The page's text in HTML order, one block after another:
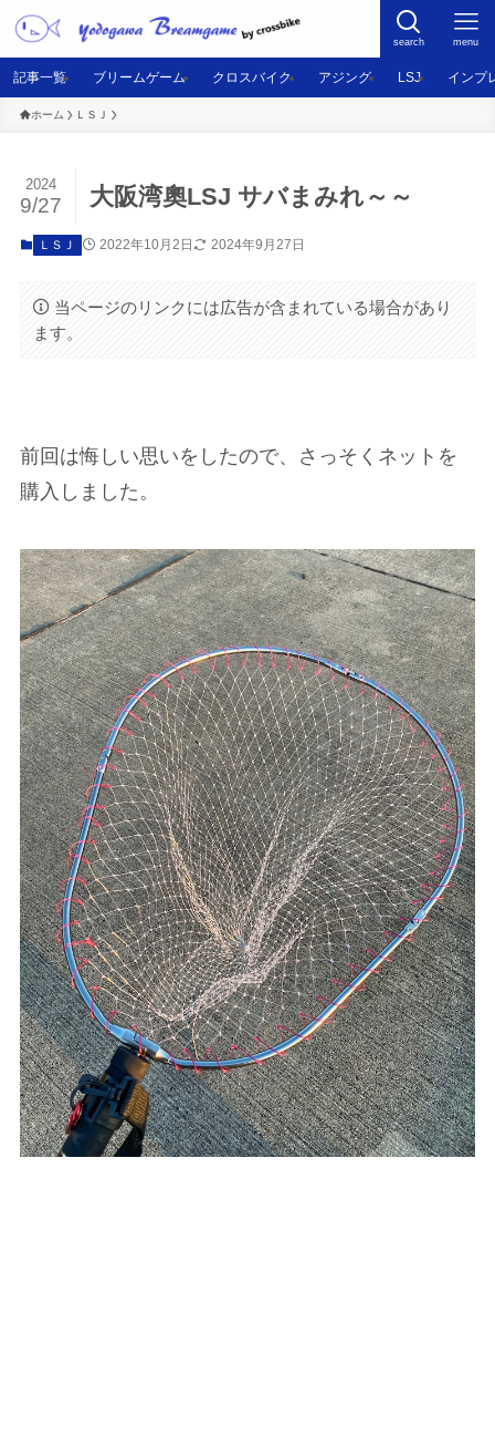
search menu
記事一覧 ブリームゲーム クロスバイク アジング LSJ インプ
ホーム ＬＳＪ
大阪湾奧LSJ サバまみれ～～
2024
9/27
ＬＳＪ 2022年10月2日 2024年9月27日
当ページのリンクには広告が含まれている場合があり
ます。
前回は悔しい思いをしたので、さっそくネットを
購入しました。